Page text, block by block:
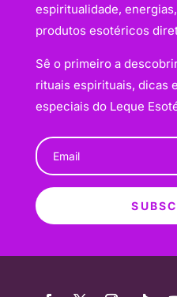
espiritualidade,
produtos esotéricos
Sê o primeiro a
rituais espirituais, dicas
especiais do Leque